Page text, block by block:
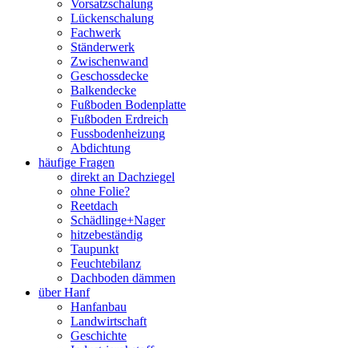
Vorsatzschalung
Lückenschalung
Fachwerk
Ständerwerk
Zwischenwand
Geschossdecke
Balkendecke
Fußboden Bodenplatte
Fußboden Erdreich
Fussbodenheizung
Abdichtung
häufige Fragen
direkt an Dachziegel
ohne Folie?
Reetdach
Schädlinge+Nager
hitzebeständig
Taupunkt
Feuchtebilanz
Dachboden dämmen
über Hanf
Hanfanbau
Landwirtschaft
Geschichte